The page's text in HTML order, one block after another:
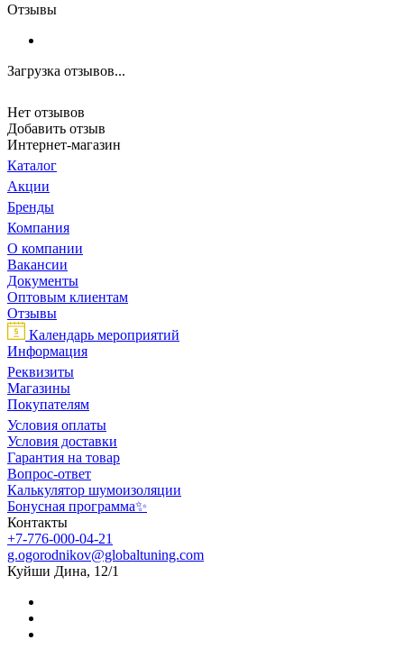
Отзывы
Загрузка отзывов...
Нет отзывов
Добавить отзыв
Интернет-магазин
Каталог
Акции
Бренды
Компания
О компании
Вакансии
Документы
Оптовым клиентам
Отзывы
Календарь мероприятий
Информация
Реквизиты
Магазины
Покупателям
Условия оплаты
Условия доставки
Гарантия на товар
Вопрос-ответ
Калькулятор шумоизоляции
Бонусная программа✨
Контакты
+7-776-000-04-21
g.ogorodnikov@globaltuning.com
Куйши Дина, 12/1